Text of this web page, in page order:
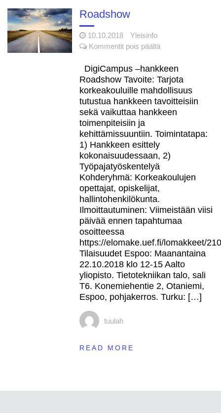
loppuwebinaariin 11.6.2021
6.5.2021
Katso miltä
uudistuva DigiCampus.fi-
5.5.2021
Digitaalinen
saavutettavuus
korkeakoulussa -webinaari
21.5.2021
29.6.2021
DigiCampus.fi
1.7.2021 lähtien
Roadshow
10.10.2018
Yleisinfo
Kommentit pois päältä
DigiCampus –hankkeen
Roadshow Tavoite: Tarjota
korkeakouluille mahdollisuus
tutustua hankkeen tavoitteisiin
sekä vaikuttaa hankkeen
toimenpiteisiin ja
kehittämissuuntiin. Toimintatapa:
1) Hankkeen esittely
kokonaisuudessaan, 2)
Työpajatyöskentelyä
Kohderyhmä: Korkeakoulujen
opettajat, opiskelijat,
hallintohenkilökunta.
Ilmoittautuminen: Viimeistään viisi
päivää ennen tapahtumaa
osoitteessa
https://elomake.uef.fi/lomakkeet/
Tilaisuudet Espoo: Maanantaina
22.10.2018 klo 12-15 Aalto
yliopisto. Tietotekniikan talo, sali
T6. Konemiehentie 2, Otaniemi,
Espoo, pohjakerros. Turku: […]
tuulah
READ MORE